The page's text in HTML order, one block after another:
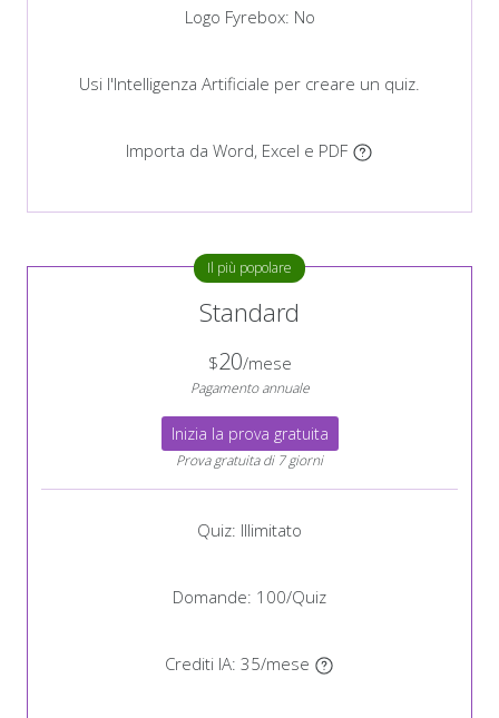
Logo Fyrebox: No
Usi l'Intelligenza Artificiale per creare un quiz.
Importa da Word, Excel e PDF
Il più popolare
Standard
$20/mese
Pagamento annuale
Inizia la prova gratuita
Prova gratuita di 7 giorni
Quiz: Illimitato
Domande: 100/Quiz
Crediti IA: 35/mese